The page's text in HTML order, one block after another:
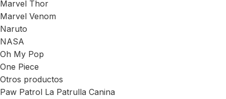
Marvel Thor
Marvel Venom
Naruto
NASA
Oh My Pop
One Piece
Otros productos
Paw Patrol La Patrulla Canina